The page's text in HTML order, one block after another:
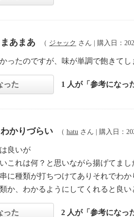
まあまあ （ ジャック さん | 購入日：
ったのですが、味が単調で飽きて
った 1 人が「参考になっ
わかりづらい （ hatu さん | 購入日：
良いが
これは何？と思いながら揚げてまし
に種類が打ちつけてありそれでわか
か、わかるようにしてくれると良い
った 2 人が「参考になっ